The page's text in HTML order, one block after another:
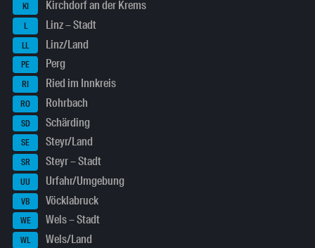
KI Kirchdorf an der Krems
L Linz – Stadt
LL Linz/Land
PE Perg
RI Ried im Innkreis
RO Rohrbach
SD Schärding
SE Steyr/Land
SR Steyr – Stadt
UU Urfahr/Umgebung
VB Vöcklabruck
WE Wels – Stadt
WL Wels/Land